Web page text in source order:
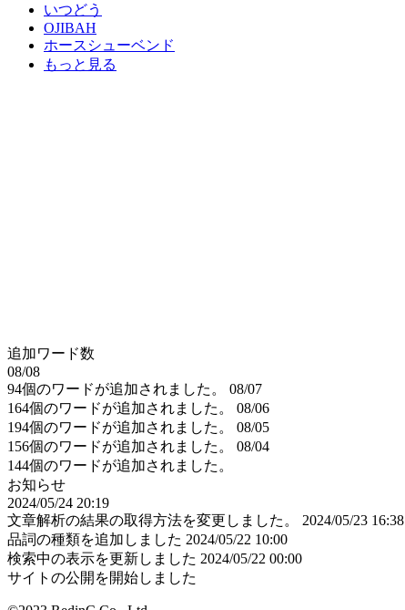
いつどう
OJIBAH
ホースシューベンド
もっと見る
追加ワード数
08/08
94個のワードが追加されました。
08/07
164個のワードが追加されました。
08/06
194個のワードが追加されました。
08/05
156個のワードが追加されました。
08/04
144個のワードが追加されました。
お知らせ
2024/05/24 20:19
文章解析の結果の取得方法を変更しました。
2024/05/23 16:38
品詞の種類を追加しました 2024/05/22 10:00
検索中の表示を更新しました 2024/05/22 00:00
サイトの公開を開始しました